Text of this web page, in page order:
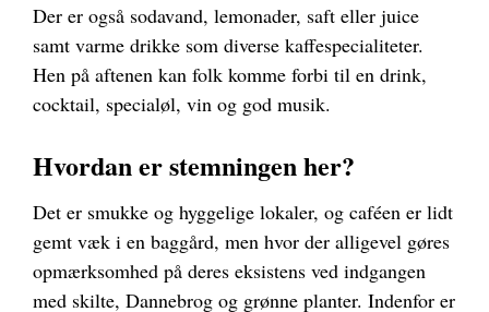
Der er også sodavand, lemonader, saft eller juice
samt varme drikke som diverse kaffespecialiteter.
Hen på aftenen kan folk komme forbi til en drink,
cocktail, specialøl, vin og god musik.
Hvordan er stemningen her?
Det er smukke og hyggelige lokaler, og caféen er lidt
gemt væk i en baggård, men hvor der alligevel gøres
opmærksomhed på deres eksistens ved indgangen
med skilte, Dannebrog og grønne planter. Indenfor er